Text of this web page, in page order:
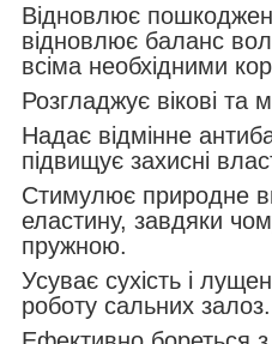
Відновлює
відновлює баланс
всіма необхідними
Розгладжує вікові та
Надає відмінне
підвищує захисні
Стимулює природне
еластину, завдяки
пружною.
Усуває сухість і
роботу сальних залоз.